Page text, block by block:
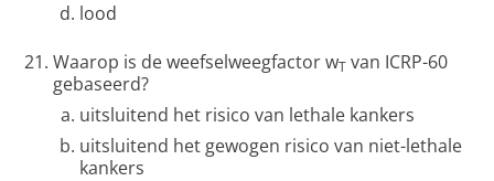
lood
Waarop is de weefselweegfactor wT van ICRP-60
gebaseerd?
uitsluitend het risico van lethale kankers
uitsluitend het gewogen risico van niet-lethale
kankers